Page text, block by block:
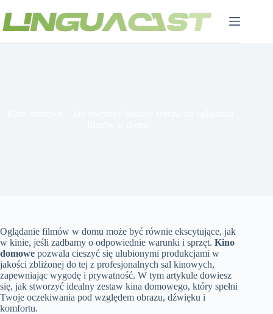
do
treści
Oglądanie filmów w domu może być równie ekscytujące, jak
w kinie, jeśli zadbamy o odpowiednie warunki i sprzęt. Kino
domowe pozwala cieszyć się ulubionymi produkcjami w
jakości zbliżonej do tej z profesjonalnych sal kinowych,
zapewniając wygodę i prywatność. W tym artykule dowiesz
się, jak stworzyć idealny zestaw kina domowego, który spełni
Twoje oczekiwania pod względem obrazu, dźwięku i
komfortu.